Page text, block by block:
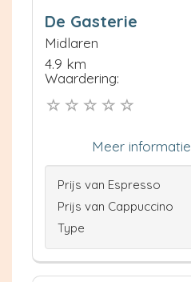
De Gasterie
Midlaren
4.9 km
Waardering:
Meer informatie
Prijs van Espresso
Prijs van Cappuccino
Type